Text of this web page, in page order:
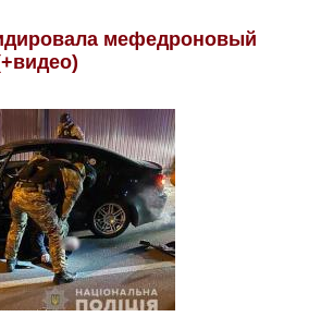
мефедроновый